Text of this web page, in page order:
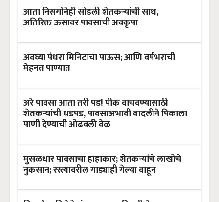
आता निसर्गानेही सोडली शेतकऱ्यांची साथ,
अतिरिक्त ऊसावर पावसाची अवकृपा
अवघ्या पंधरा मिनिटांचा पाऊस; आणि वर्षभराची
मेहनत पाण्यात
अरे पावसा आता तरी पड! पीक वाचवण्यासाठी
शेतकऱ्यांची धडपड, पावसाअभावी बादलीने पिकाला
पाणी देण्याची ओढवली वेळ
मुसळधार पावसाचा हाहाकार; शेतकऱ्यांचे लाखोंचे
नुकसान; रस्त्यावरील गाड्याही गेल्या वाहून